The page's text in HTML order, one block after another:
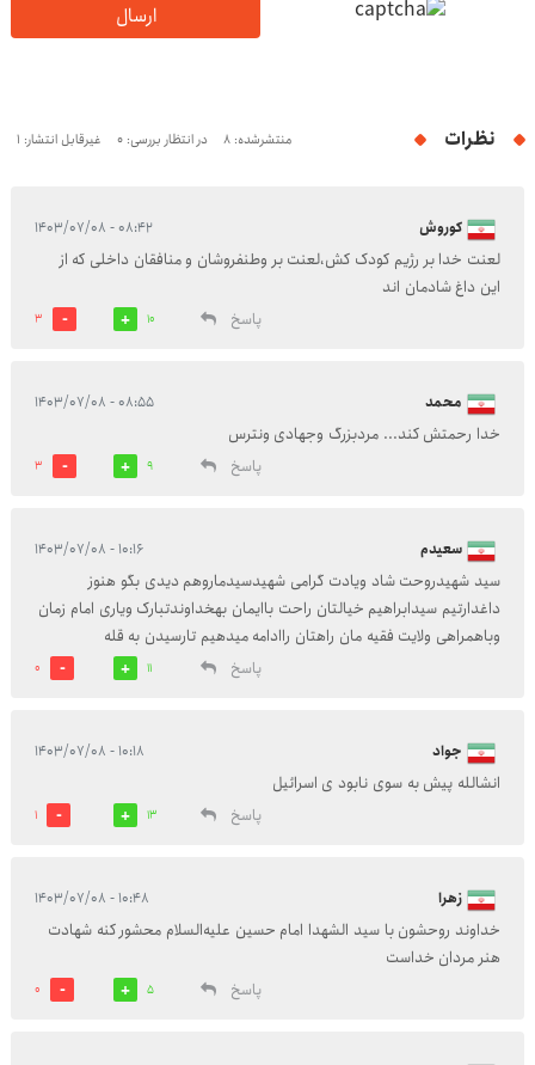
ارسال
نظرات منتشرشده: 8 در انتظار بررسی: 0 غیرقابل انتشار: 1
کوروش ۰۸:۴۲ - ۱۴۰۳/۰۷/۰۸
لعنت خدا بر رژیم کودک کش،لعنت بر وطنفروشان و منافقان داخلی که از
این داغ شادمان اند
پاسخ
10
3
محمد ۰۸:۵۵ - ۱۴۰۳/۰۷/۰۸
خدا رحمتش کند... مردبزرگ وجهادی ونترس
پاسخ
9
3
سعیدم ۱۰:۱۶ - ۱۴۰۳/۰۷/۰۸
سید شهیدروحت شاد ویادت گرامی شهیدسیدماروهم دیدی بگو هنوز
داغدارتیم سیدابراهیم خیالتان راحت باایمان بهخداوندتبارک ویاری امام زمان
وباهمراهی ولایت فقیه مان راهتان راادامه میدهیم تارسیدن به قله
پاسخ
11
0
جواد ۱۰:۱۸ - ۱۴۰۳/۰۷/۰۸
انشالله پیش به سوی نابود ی اسرائیل
پاسخ
13
1
زهرا ۱۰:۴۸ - ۱۴۰۳/۰۷/۰۸
خداوند روحشون با سید الشهدا امام حسین علیه‌السلام محشور کنه شهادت
هنر مردان خداست
پاسخ
5
0